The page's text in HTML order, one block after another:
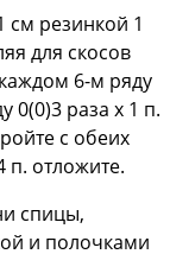
см резинкой 1
для скосов
6-м ряду
0(0)3 раза х 1 п.
с обеих
п. отложите.
спицы,
и полочками